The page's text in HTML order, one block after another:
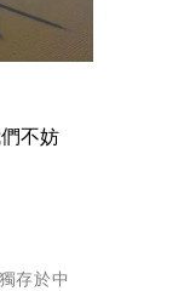
不妨
存於中